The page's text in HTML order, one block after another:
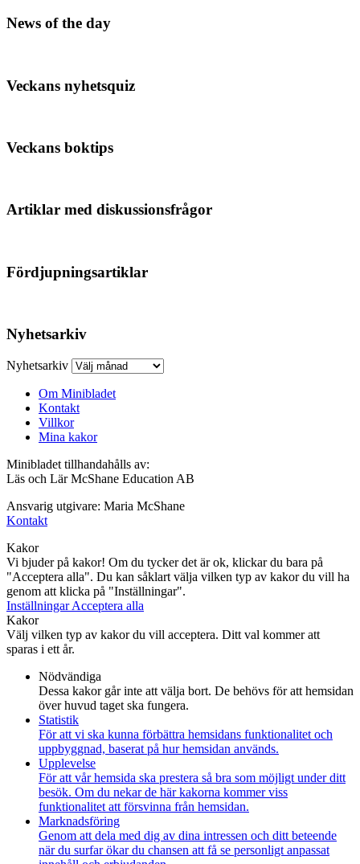
News of the day
Veckans nyhetsquiz
Veckans boktips
Artiklar med diskussionsfrågor
Fördjupningsartiklar
Nyhetsarkiv
Nyhetsarkiv
Om Minibladet
Kontakt
Villkor
Mina kakor
Minibladet tillhandahålls av:
Läs och Lär McShane Education AB
Ansvarig utgivare: Maria McShane
Kontakt
Kakor
Vi bjuder på kakor! Om du tycker det är ok, klickar du bara på
"Acceptera alla". Du kan såklart välja vilken typ av kakor du vill ha
genom att klicka på "Inställningar".
InställningarAcceptera alla
Kakor
Välj vilken typ av kakor du vill acceptera. Ditt val kommer att
sparas i ett år.
Nödvändiga
Dessa kakor går inte att välja bort. De behövs för att hemsidan
över huvud taget ska fungera.
Statistik
För att vi ska kunna förbättra hemsidans funktionalitet och
uppbyggnad, baserat på hur hemsidan används.
Upplevelse
För att vår hemsida ska prestera så bra som möjligt under ditt
besök. Om du nekar de här kakorna kommer viss
funktionalitet att försvinna från hemsidan.
Marknadsföring
Genom att dela med dig av dina intressen och ditt beteende
när du surfar ökar du chansen att få se personligt anpassat